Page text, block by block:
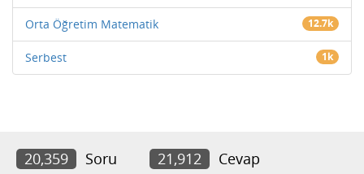
Orta Öğretim Matematik 12.7k
Serbest 1k
20,359 Soru 21,912 Cevap